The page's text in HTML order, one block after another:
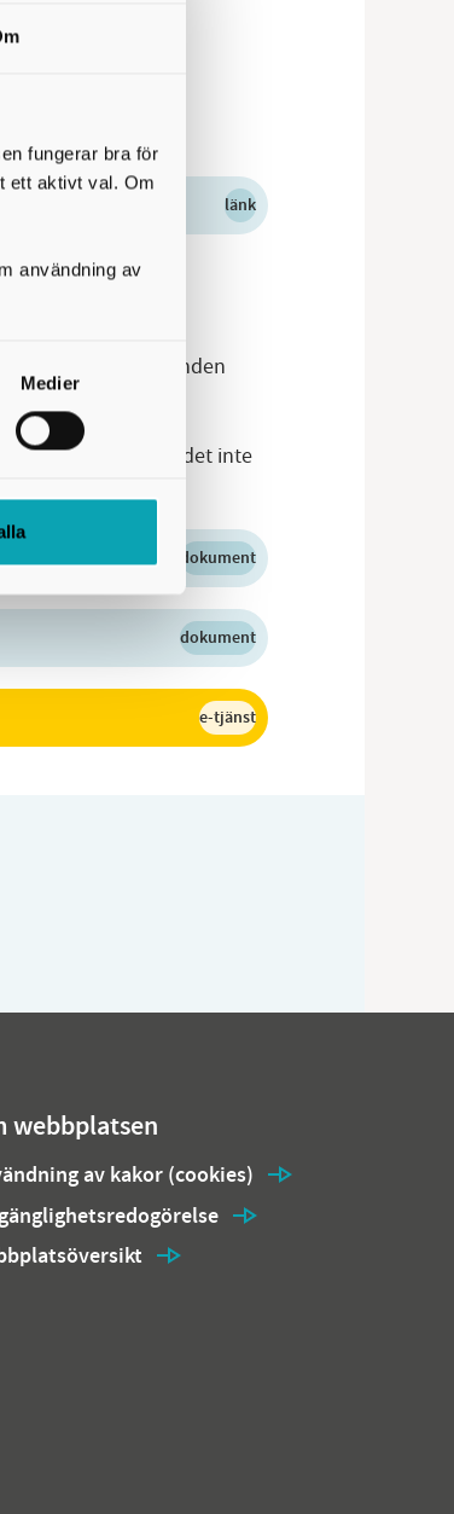
fungerar bra för
ett aktivt val. Om
användning av
Medier
länk
utbildningsnämnden
betalas tas ärendet inte
dokument
dokument
e-tjänst
webbplatsen
av kakor (cookies)